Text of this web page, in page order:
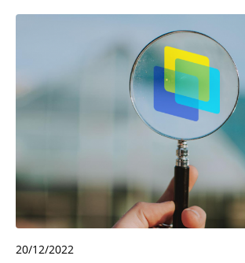
20/12/2022